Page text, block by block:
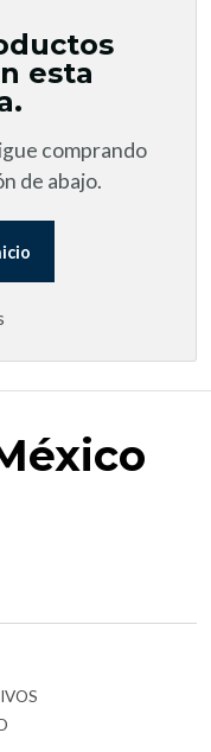
esta
comprando
de abajo.